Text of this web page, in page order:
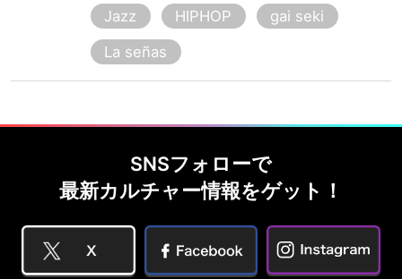
Jazz
HIPHOP
gai seki
La señas
SNSフォローで
最新カルチャー情報をゲット！